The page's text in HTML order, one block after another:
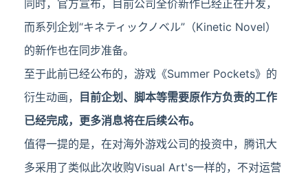
同时，官方宣布，目前公司全价新作已经正在开发，
而系列企划“キネティックノベル”（Kinetic Novel）
的新作也在同步准备。
至于此前已经公布的，游戏《Summer Pockets》的
衍生动画，
目前企划、脚本等需要原作方负责的工作
已经完成，更多消息将在后续公布。
值得一提的是，在对海外游戏公司的投资中，腾讯大
多采用了类似此次收购Visual Art's一样的，不对运营